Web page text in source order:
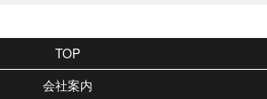
TOP
会社案内